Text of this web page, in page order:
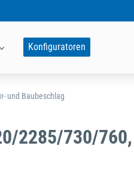
Konfiguratoren
und Baubeschlag
2285/730/760,